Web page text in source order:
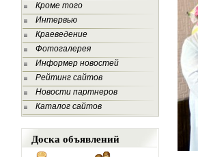
Кроме того
Интервью
Краеведение
Фотогалерея
Информер новостей
Рейтинг сайтов
Новости партнеров
Каталог сайтов
Доска объявлений